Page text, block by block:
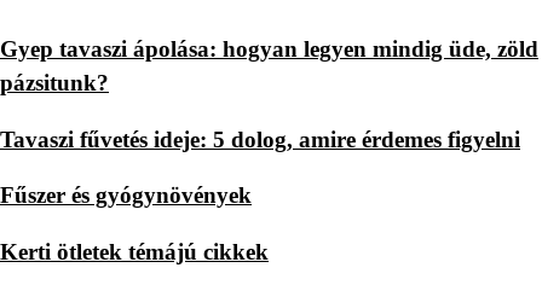
Gyep tavaszi ápolása: hogyan legyen mindig üde, zöld
pázsitunk?
Tavaszi fűvetés ideje: 5 dolog, amire érdemes figyelni
Fűszer és gyógynövények
Kerti ötletek témájú cikkek